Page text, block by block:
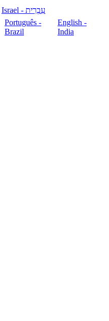
עִבְרִית - Israel
Português -
Brazil
English -
India